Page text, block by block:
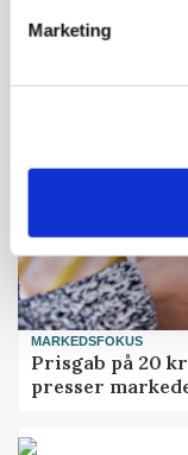
Marketing
MARKEDSFOKUS
Prisgab på 20
presser